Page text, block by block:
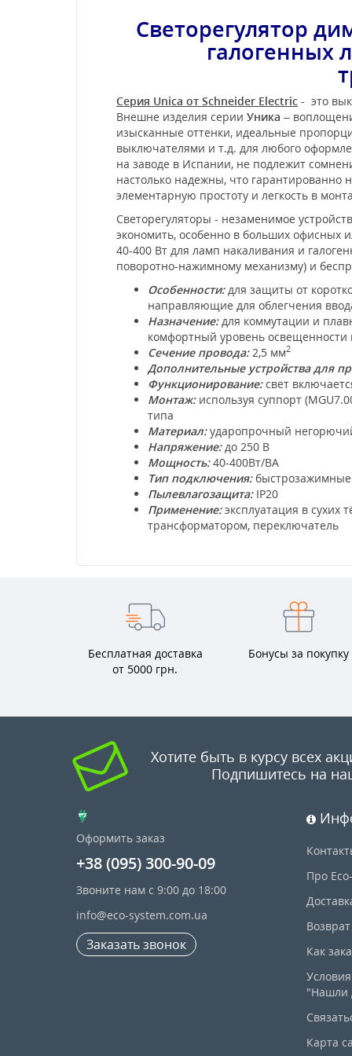
Светорегулятор
галогенных
Серия Unica от Schneider Electric - это
Внешне изделия серии Уника –
изысканные оттенки, идеальные
выключателями и т.д. для любого
на заводе в Испании, не подлежит
настолько надежны, что гарантированно
элементарную простоту и легкость в
Светорегуляторы - незаменимое
экономить, особенно в больших офисных
40-400 Вт для ламп накаливания и
поворотно-нажимному механизму) и
Особенности:для защиты от
направляющие для облегчения
Назначение:для коммутации и
комфортный уровень освещенности
Сечение провода:2,5 мм2
Дополнительные устройства для
Функционирование:свет
Монтаж:используя суппорт
типа
Материал:ударопрочный
Напряжение:до 250 В
Мощность:40-400Вт/ВА
Тип подключения:быстрозажимные
Пылевлагозащита:IP20
Применение:эксплуатация в
трансформатором, переключатель
Бесплатная доставка
от 5000 грн.
Бонусы за покупку
Хотите быть в курсу всех
Подпишитесь на
Оформить заказ
+38 (095) 300-90-09
Звоните нам с 9:00 до 18:00
info@eco-system.com.ua
Заказать звонок
Про
Как
"Нашли
Карта